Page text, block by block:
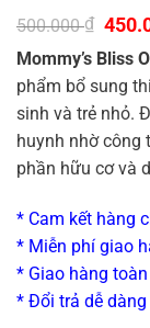
500.000₫ Giá
là:
Mommy’s Bliss
phẩm bổ sung
sinh và trẻ nhỏ.
huynh nhờ công
phần hữu cơ và
* Cam kết hàng
* Miễn phí giao
* Giao hàng
* Đổi trả dễ